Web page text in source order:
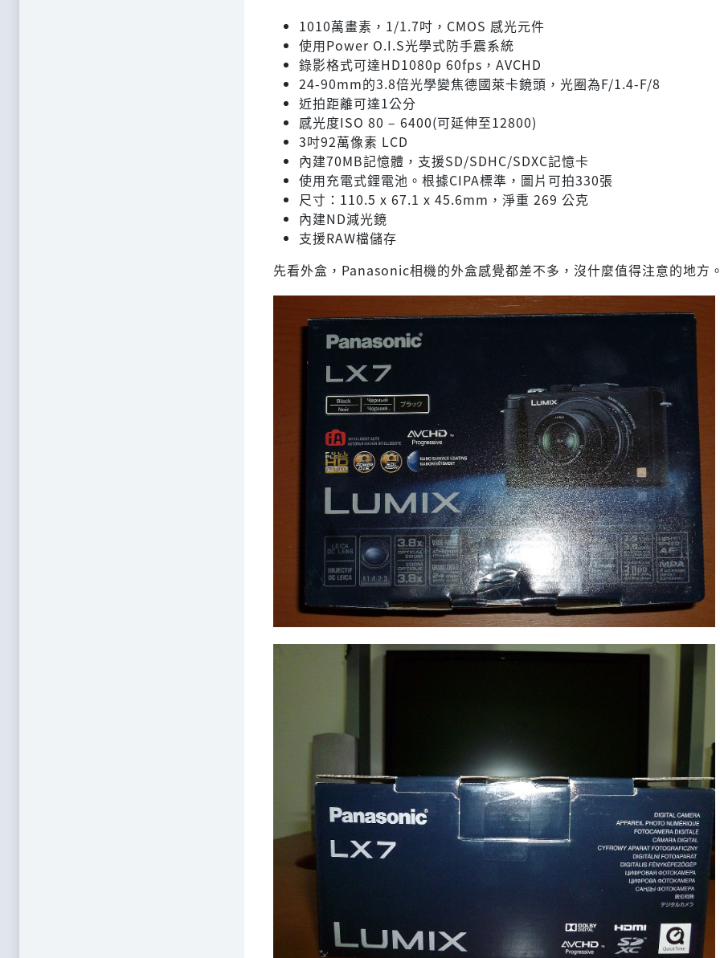
1010萬畫素，1/1.7吋，CMOS 感光元件
使用Power O.I.S光學式防手震系統
錄影格式可達HD1080p 60fps，AVCHD
24-90mm的3.8倍光學變焦德國萊卡鏡頭，光圈為F/1.4-F/8
近拍距離可達1公分
感光度ISO 80 – 6400(可延伸至12800)
3吋92萬像素 LCD
內建70MB記憶體，支援SD/SDHC/SDXC記憶卡
使用充電式鋰電池。根據CIPA標準，圖片可拍330張
尺寸：110.5 x 67.1 x 45.6mm，淨重 269 公克
內建ND減光鏡
支援RAW檔儲存
先看外盒，Panasonic相機的外盒感覺都差不多，沒什麼值得注意的地方